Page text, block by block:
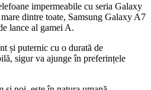
impermeabile cu seria Galaxy
dintre toate, Samsung Galaxy A7
lance al gamei A.
și puternic cu o durată de
sigur va ajunge în preferințele